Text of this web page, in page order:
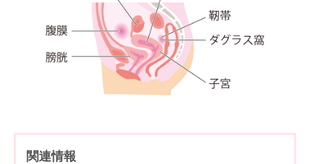
関連情報